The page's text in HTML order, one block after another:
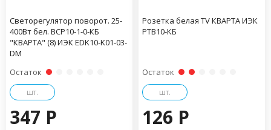
Светорегулятор поворот. 25-
400Вт бел. ВСР10-1-0-КБ
"КВАРТА" (8) ИЭК EDK10-K01-03-
DM
Остаток
шт.
347 P
Розетка белая TV КВАРТА ИЭК
РТВ10-КБ
Остаток
шт.
126 P